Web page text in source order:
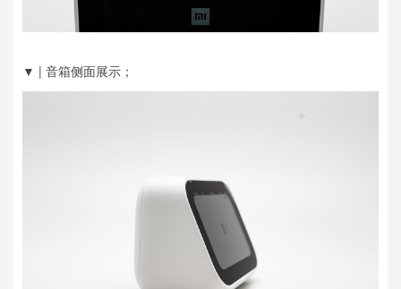
▼ | 音箱侧面展示；